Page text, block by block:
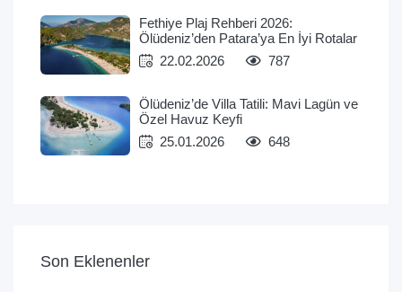
Fethiye Plaj Rehberi 2026:
Ölüdeniz’den Patara’ya En İyi Rotalar
22.02.2026
787
Ölüdeniz’de Villa Tatili: Mavi Lagün ve
Özel Havuz Keyfi
25.01.2026
648
Son Eklenenler